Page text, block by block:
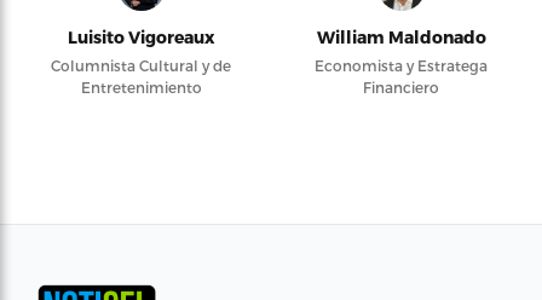
Luisito Vigoreaux
Columnista Cultural y de
Entretenimiento
William Maldonado
Economista y Estratega
Financiero